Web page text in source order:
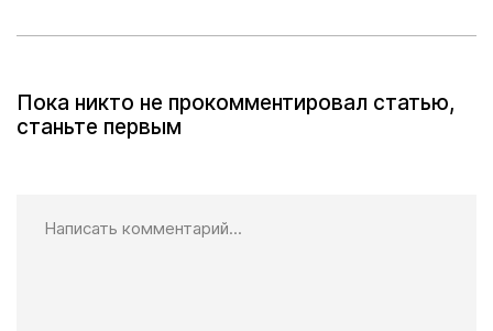
Пока никто не прокомментировал статью,
станьте первым